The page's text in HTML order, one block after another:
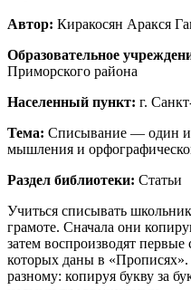
Автор: Киракосян Аракся
Образовательное
Приморского района
Населенный пункт: г.
Тема: Списывание — один
мышления и
Раздел библиотеки: Статьи
Учиться списывать
грамоте. Сначала они
затем воспроизводят
которых даны в
разному: копируя букву за